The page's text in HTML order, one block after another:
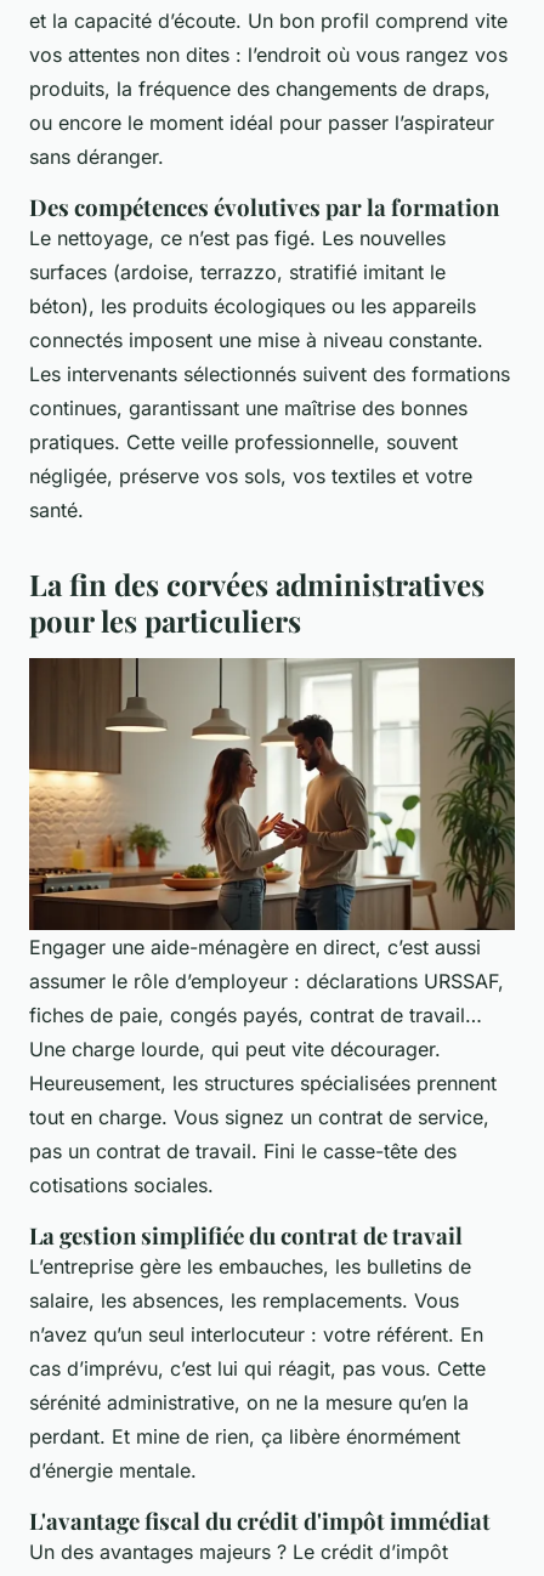
et la capacité d’écoute. Un bon profil comprend vite
vos attentes non dites : l’endroit où vous rangez vos
produits, la fréquence des changements de draps,
ou encore le moment idéal pour passer l’aspirateur
sans déranger.
Des compétences évolutives par la formation
Le nettoyage, ce n’est pas figé. Les nouvelles
surfaces (ardoise, terrazzo, stratifié imitant le
béton), les produits écologiques ou les appareils
connectés imposent une mise à niveau constante.
Les intervenants sélectionnés suivent des formations
continues, garantissant une maîtrise des bonnes
pratiques. Cette veille professionnelle, souvent
négligée, préserve vos sols, vos textiles et votre
santé.
La fin des corvées administratives
pour les particuliers
Engager une aide-ménagère en direct, c’est aussi
assumer le rôle d’employeur : déclarations URSSAF,
fiches de paie, congés payés, contrat de travail…
Une charge lourde, qui peut vite décourager.
Heureusement, les structures spécialisées prennent
tout en charge. Vous signez un contrat de service,
pas un contrat de travail. Fini le casse-tête des
cotisations sociales.
La gestion simplifiée du contrat de travail
L’entreprise gère les embauches, les bulletins de
salaire, les absences, les remplacements. Vous
n’avez qu’un seul interlocuteur : votre référent. En
cas d’imprévu, c’est lui qui réagit, pas vous. Cette
sérénité administrative, on ne la mesure qu’en la
perdant. Et mine de rien, ça libère énormément
d’énergie mentale.
L'avantage fiscal du crédit d'impôt immédiat
Un des avantages majeurs ? Le crédit d’impôt